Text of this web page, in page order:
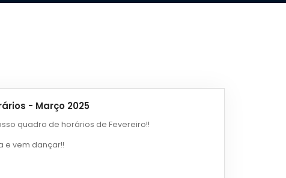
- Março 2025
quadro de horários de Fevereiro!!
e vem dançar!!